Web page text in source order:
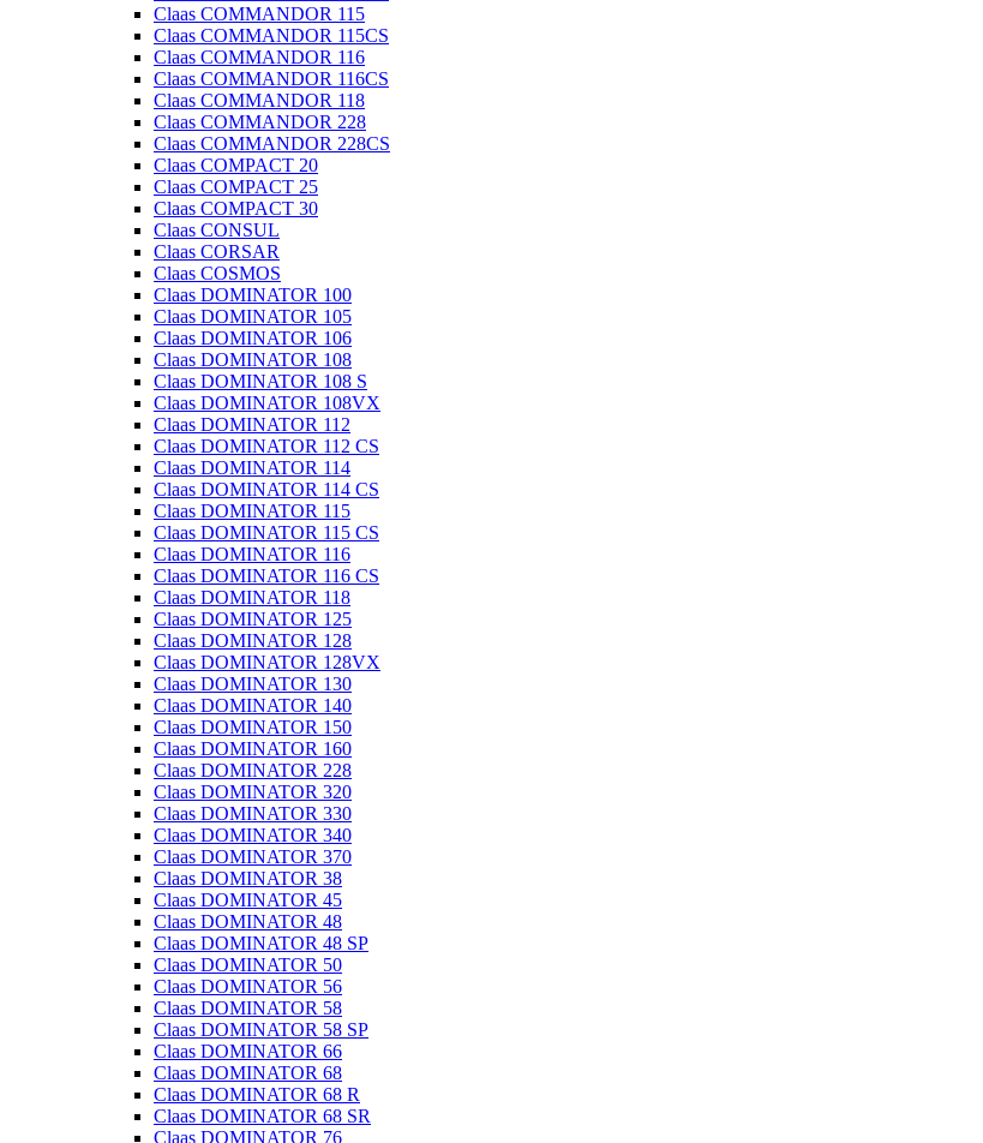
Claas COMMANDOR 115
Claas COMMANDOR 115CS
Claas COMMANDOR 116
Claas COMMANDOR 116CS
Claas COMMANDOR 118
Claas COMMANDOR 228
Claas COMMANDOR 228CS
Claas COMPACT 20
Claas COMPACT 25
Claas COMPACT 30
Claas CONSUL
Claas CORSAR
Claas COSMOS
Claas DOMINATOR 100
Claas DOMINATOR 105
Claas DOMINATOR 106
Claas DOMINATOR 108
Claas DOMINATOR 108 S
Claas DOMINATOR 108VX
Claas DOMINATOR 112
Claas DOMINATOR 112 CS
Claas DOMINATOR 114
Claas DOMINATOR 114 CS
Claas DOMINATOR 115
Claas DOMINATOR 115 CS
Claas DOMINATOR 116
Claas DOMINATOR 116 CS
Claas DOMINATOR 118
Claas DOMINATOR 125
Claas DOMINATOR 128
Claas DOMINATOR 128VX
Claas DOMINATOR 130
Claas DOMINATOR 140
Claas DOMINATOR 150
Claas DOMINATOR 160
Claas DOMINATOR 228
Claas DOMINATOR 320
Claas DOMINATOR 330
Claas DOMINATOR 340
Claas DOMINATOR 370
Claas DOMINATOR 38
Claas DOMINATOR 45
Claas DOMINATOR 48
Claas DOMINATOR 48 SP
Claas DOMINATOR 50
Claas DOMINATOR 56
Claas DOMINATOR 58
Claas DOMINATOR 58 SP
Claas DOMINATOR 66
Claas DOMINATOR 68
Claas DOMINATOR 68 R
Claas DOMINATOR 68 SR
Claas DOMINATOR 76